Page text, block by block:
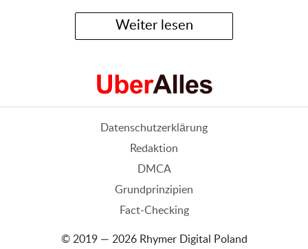
Weiter lesen
Datenschutzerklärung
Redaktion
DMCA
Grundprinzipien
Fact-Checking
© 2019 — 2026 Rhymer Digital Poland